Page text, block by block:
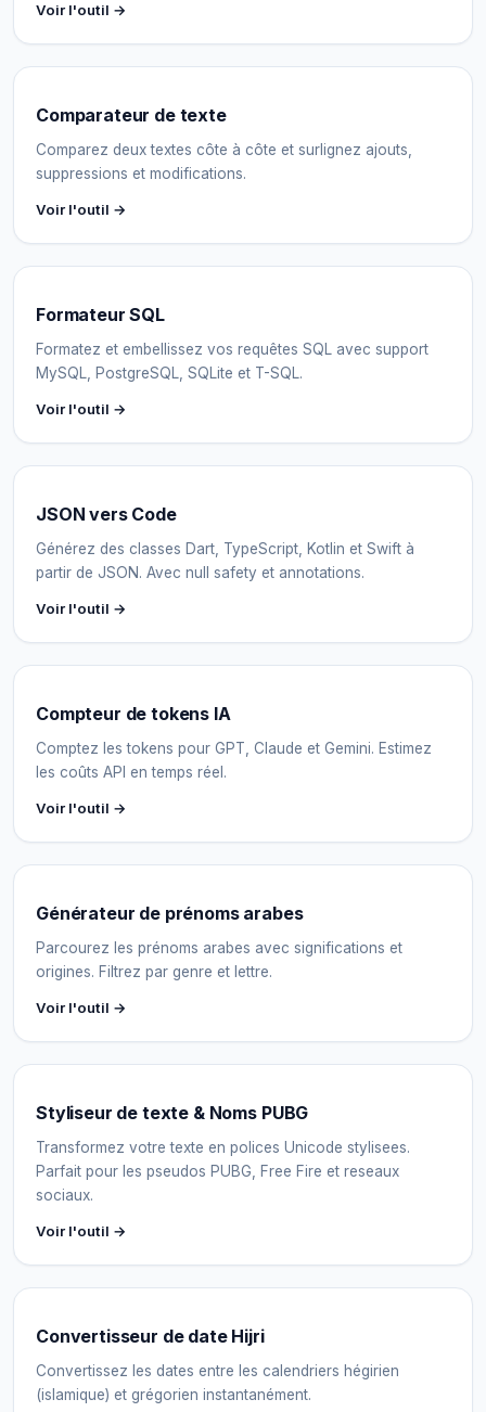
Voir l'outil →
Comparateur de texte
Comparez deux textes côte à côte et surlignez ajouts,
suppressions et modifications.
Voir l'outil →
Formateur SQL
Formatez et embellissez vos requêtes SQL avec support
MySQL, PostgreSQL, SQLite et T-SQL.
Voir l'outil →
JSON vers Code
Générez des classes Dart, TypeScript, Kotlin et Swift à
partir de JSON. Avec null safety et annotations.
Voir l'outil →
Compteur de tokens IA
Comptez les tokens pour GPT, Claude et Gemini. Estimez
les coûts API en temps réel.
Voir l'outil →
Générateur de prénoms arabes
Parcourez les prénoms arabes avec significations et
origines. Filtrez par genre et lettre.
Voir l'outil →
Styliseur de texte & Noms PUBG
Transformez votre texte en polices Unicode stylisees.
Parfait pour les pseudos PUBG, Free Fire et reseaux
sociaux.
Voir l'outil →
Convertisseur de date Hijri
Convertissez les dates entre les calendriers hégirien
(islamique) et grégorien instantanément.